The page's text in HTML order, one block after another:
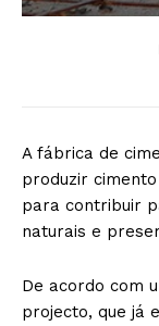
A fábrica de
produzir
para contribuir
naturais e
De acordo com
projecto, que já